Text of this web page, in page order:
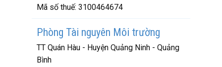
Mã số thuế: 3100464674
Phòng Tài nguyên Môi trường
TT Quán Hàu - Huyện Quảng Ninh - Quảng
Bình